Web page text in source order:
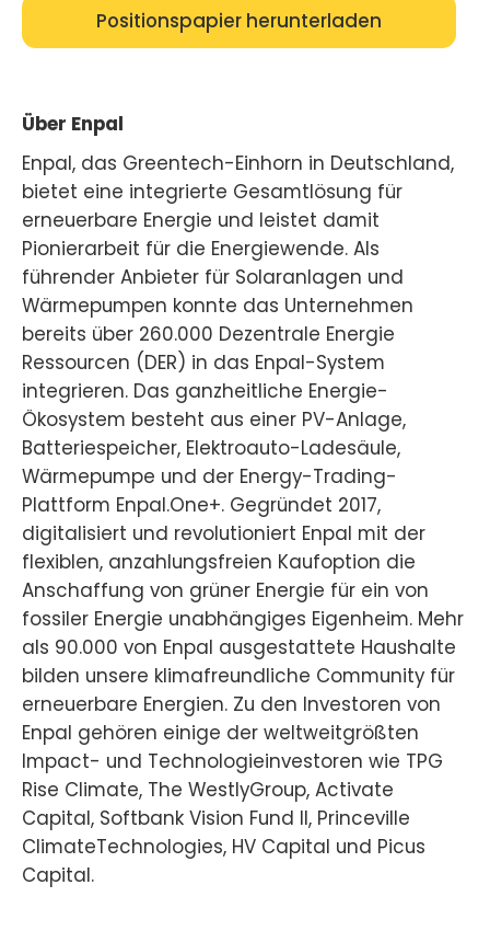
Positionspapier herunterladen
Über Enpal
Enpal, das Greentech-Einhorn in Deutschland,
bietet eine integrierte Gesamtlösung für
erneuerbare Energie und leistet damit
Pionierarbeit für die Energiewende. Als
führender Anbieter für Solaranlagen und
Wärmepumpen konnte das Unternehmen
bereits über 260.000 Dezentrale Energie
Ressourcen (DER) in das Enpal-System
integrieren. Das ganzheitliche Energie-
Ökosystem besteht aus einer PV-Anlage,
Batteriespeicher, Elektroauto-Ladesäule,
Wärmepumpe und der Energy-Trading-
Plattform Enpal.One+. Gegründet 2017,
digitalisiert und revolutioniert Enpal mit der
flexiblen, anzahlungsfreien Kaufoption die
Anschaffung von grüner Energie für ein von
fossiler Energie unabhängiges Eigenheim. Mehr
als 90.000 von Enpal ausgestattete Haushalte
bilden unsere klimafreundliche Community für
erneuerbare Energien. Zu den Investoren von
Enpal gehören einige der weltweitgrößten
Impact- und Technologieinvestoren wie TPG
Rise Climate, The WestlyGroup, Activate
Capital, Softbank Vision Fund II, Princeville
ClimateTechnologies, HV Capital und Picus
Capital.